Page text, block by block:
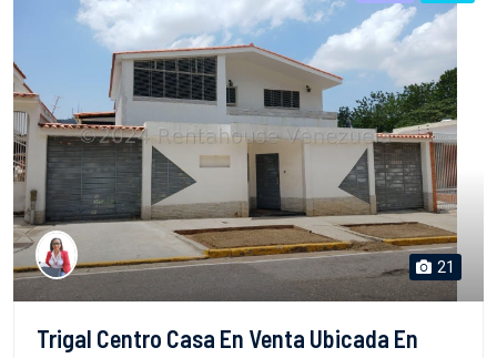
21
Trigal Centro Casa En Venta Ubicada En